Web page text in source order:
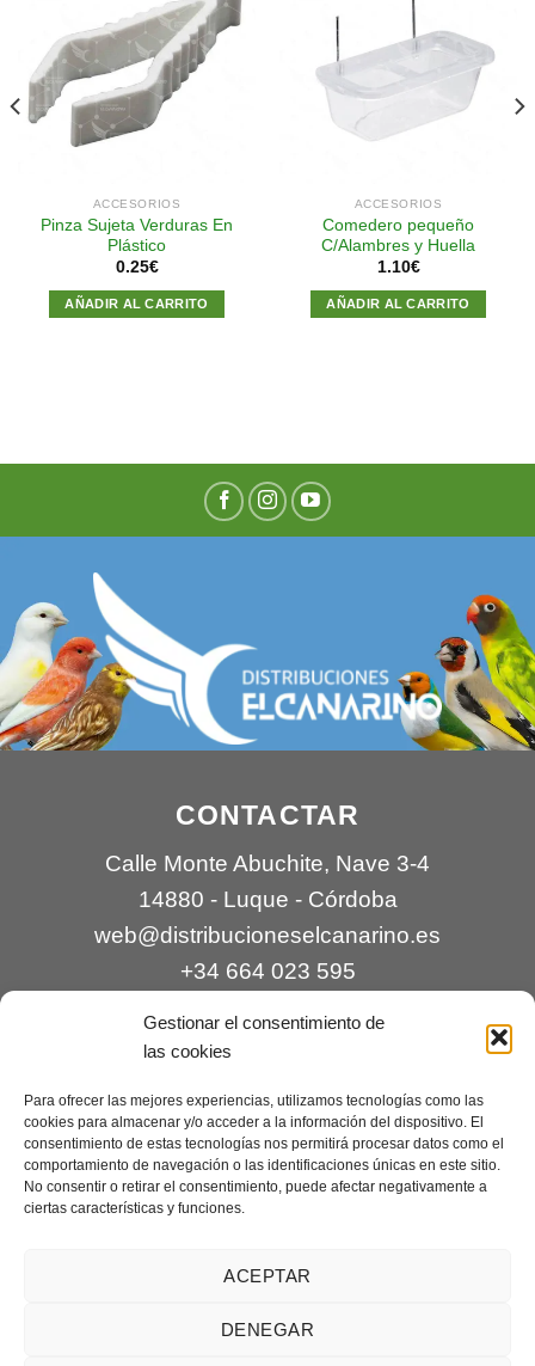
Gestionar el consentimiento de
las cookies
Para ofrecer las mejores experiencias, utilizamos tecnologías como las
cookies para almacenar y/o acceder a la información del dispositivo. El
consentimiento de estas tecnologías nos permitirá procesar datos como el
comportamiento de navegación o las identificaciones únicas en este sitio.
No consentir o retirar el consentimiento, puede afectar negativamente a
ciertas características y funciones.
ACEPTAR
DENEGAR
Añadir
ACCESORIOS
Pinza Sujeta Verduras En
Plástico
0.25€
AÑADIR AL CARRITO
Añadir
a la
lista de
deseos
ACCESORIOS
Comedero pequeño
C/Alambres y Huella
1.10€
AÑADIR AL CARRITO
CONTACTAR
Calle Monte Abuchite, Nave 3-4
14880 - Luque - Córdoba
web@distribucioneselcanarino.es
+34 664 023 595
Contacto|Incidencias|Devoluciones |
Condiciones generales
Mantenimiento web a cargo deCreaciones Digitales – mantenimiento web